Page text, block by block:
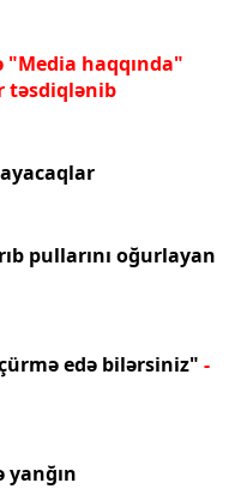
haqqında"
təsdiqlənib
pullarını oğurlayan
edə bilərsiniz" -
yanğın